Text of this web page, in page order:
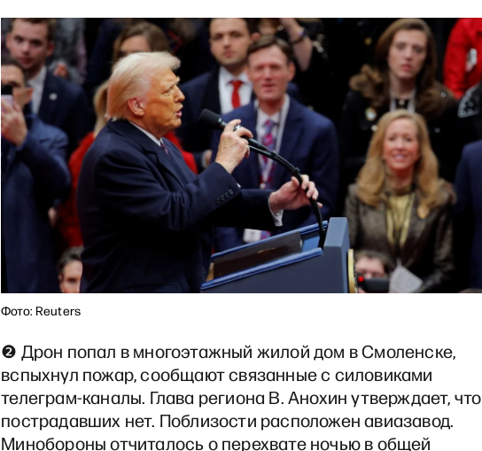
Фото: Reuters
❷ Дрон попал в многоэтажный жилой дом в Смоленске,
вспыхнул пожар, сообщают связанные с силовиками
телеграм-каналы. Глава региона В. Анохин утверждает, что
пострадавших нет. Поблизости расположен авиазавод.
Минобороны отчиталось о перехвате ночью в общей